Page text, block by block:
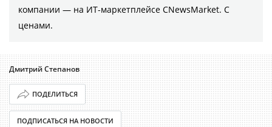
компании ― на ИТ-маркетплейсе CNewsMarket. С
ценами.
Дмитрий Степанов
ПОДЕЛИТЬСЯ
ПОДПИСАТЬСЯ НА НОВОСТИ